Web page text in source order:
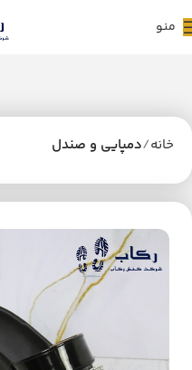
منو
خانه دمپایی و صندل